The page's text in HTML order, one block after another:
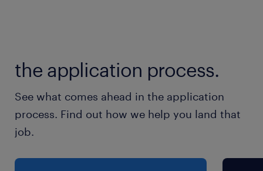
就業時間
（2）9:00-16:00（実働6時間00分・休憩60分）
（3）9:00-17:00（実働7時間00分・休憩60分）
残業
the application process.
See what comes ahead in the application
process. Find out how we help you land that
job.